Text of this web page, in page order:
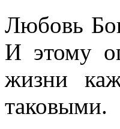
Любовь
И этому
жизни
таковыми.